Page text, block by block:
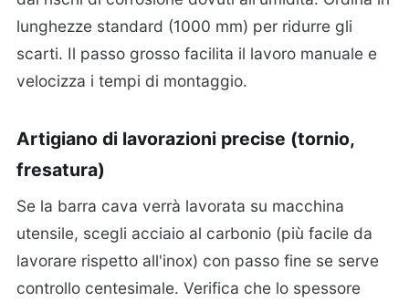
lunghezze standard (1000 mm) per ridurre gli
scarti. Il passo grosso facilita il lavoro manuale e
velocizza i tempi di montaggio.
Artigiano di lavorazioni precise (tornio,
fresatura)
Se la barra cava verrà lavorata su macchina
utensile, scegli acciaio al carbonio (più facile da
lavorare rispetto all'inox) con passo fine se serve
controllo centesimale. Verifica che lo spessore